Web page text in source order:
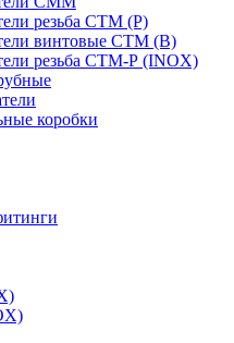
резьба СТМ (Р)
винтовые СТМ (В)
резьба СТМ-Р (INOX)
коробки